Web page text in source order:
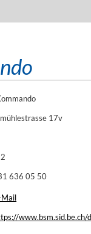
17v
636 05 50
Mail